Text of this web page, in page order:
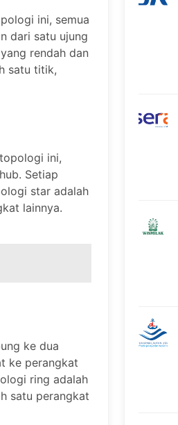
ini, semua
dari satu ujung
rendah dan
satu titik,
ini,
Setiap
star adalah
lainnya.
ke dua
ke perangkat
ring adalah
satu perangkat